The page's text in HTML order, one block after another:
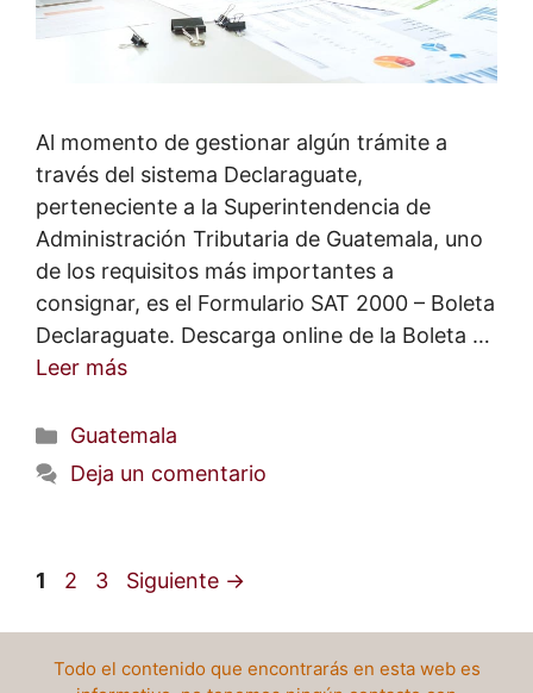
Al momento de gestionar algún trámite a
través del sistema Declaraguate,
perteneciente a la Superintendencia de
Administración Tributaria de Guatemala, uno
de los requisitos más importantes a
consignar, es el Formulario SAT 2000 – Boleta
Declaraguate. Descarga online de la Boleta …
Leer más
Categorías
Guatemala
Deja un comentario
Página
1 Página
2 Página
3 Siguiente →
Todo el contenido que encontrarás en esta web es